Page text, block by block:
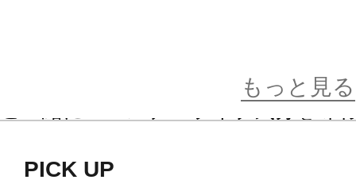
全52名の中から、お好きなアイド
もっと見る
PICK UP